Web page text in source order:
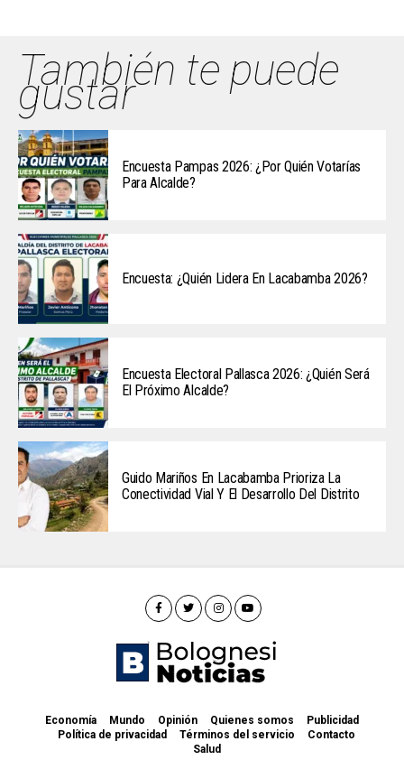
También te puede
gustar
Encuesta Pampas 2026: ¿Por Quién Votarías
Para Alcalde?
Encuesta: ¿Quién Lidera En Lacabamba 2026?
Encuesta Electoral Pallasca 2026: ¿Quién Será
El Próximo Alcalde?
Guido Mariños En Lacabamba Prioriza La
Conectividad Vial Y El Desarrollo Del Distrito
Economía Mundo Opinión Quienes somos
Publicidad
Política de privacidad
Términos del servicio
Contacto
Salud